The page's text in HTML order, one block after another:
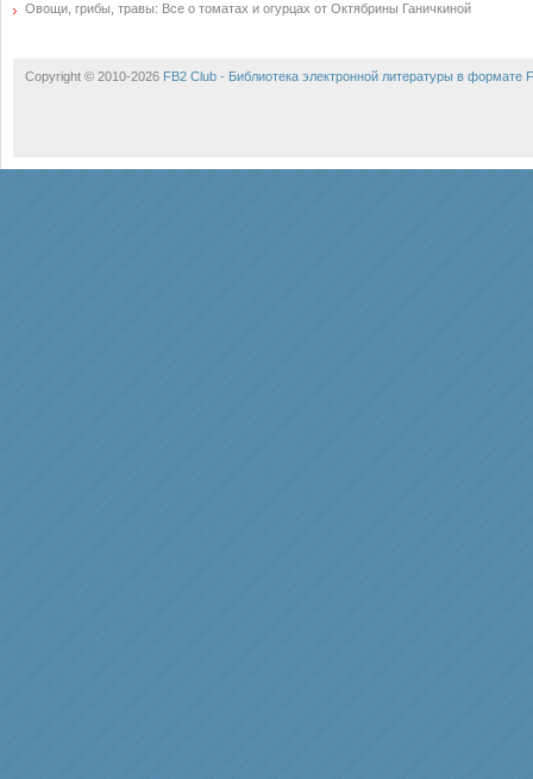
Овощи, грибы, травы: Все о томатах и огурцах от Октябрины Ганичкиной
Copyright © 2010-2026 FB2 Club - Библиотека электронной литературы в формате